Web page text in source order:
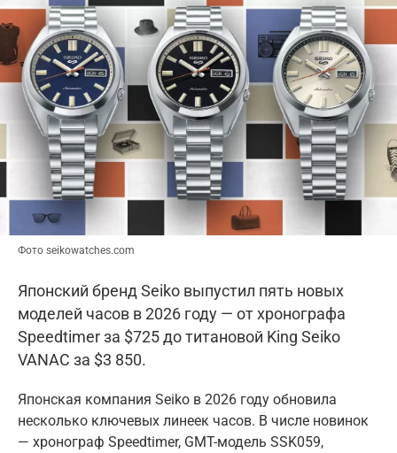
Фото seikowatches.com
Японский бренд Seiko выпустил пять новых
моделей часов в 2026 году — от хронографа
Speedtimer за $725 до титановой King Seiko
VANAC за $3 850.
Японская компания Seiko в 2026 году обновила
несколько ключевых линеек часов. В числе новинок
— хронограф Speedtimer, GMT-модель SSK059,